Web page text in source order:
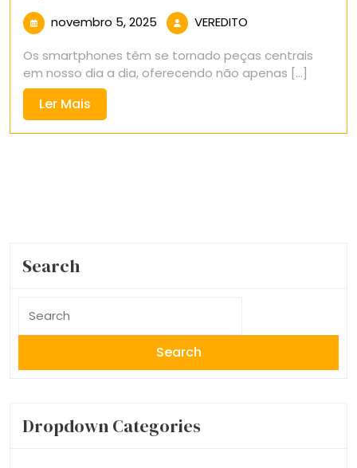
novembro 5, 2025 novembro
2025
VEREDITO
Os smartphones têm se tornado peças centrais
em nosso dia a dia, oferecendo não apenas [...]
Ler Mais
Mais
Search
for:
Dropdown Categories